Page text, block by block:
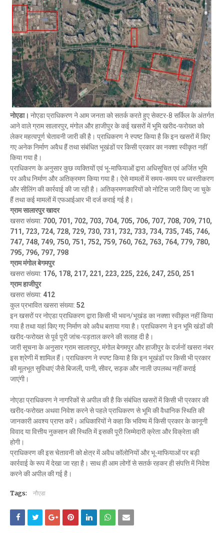
नोएडा। नोएडा प्राधिकरण ने आम जनता को सतर्क करते हुए सेक्टर-8 सर्किल के अंतर्गत
आने वाले ग्राम सालारपुर, मंगोल और हाजीपुर के कई खसरों में भूमि खरीद-फरोख्त को
लेकर महत्वपूर्ण चेतावनी जारी की है। प्राधिकरण ने स्पष्ट किया है कि इन खसरों में किए
गए अनेक निर्माण अवैध हैं तथा संबंधित भूखंडों पर किसी प्रकार का नक्शा स्वीकृत नहीं
किया गया है।
प्राधिकरण के अनुसार कुछ व्यक्तियों एवं भू-माफियाओं द्वारा अधिसूचित एवं अर्जित भूमि
पर अवैध निर्माण और अतिक्रमण किया गया है। ऐसे मामलों में समय-समय पर ध्वस्तीकरण
और सीलिंग की कार्रवाई की जा रही है। अतिक्रमणकारियों को नोटिस जारी किए जा चुके
हैं तथा कई मामलों में एफआईआर भी दर्ज कराई गई है।
ग्राम सालारपुर खादर
खसरा संख्या: 700, 701, 702, 703, 704, 705, 706, 707, 708, 709, 710,
711, 723, 724, 728, 729, 730, 731, 732, 733, 734, 735, 745, 746,
747, 748, 749, 750, 751, 752, 759, 760, 762, 763, 764, 779, 780,
795, 796, 797, 798
ग्राम मंगोल बेगमपुर
खसरा संख्या: 176, 178, 217, 221, 223, 225, 226, 247, 250, 251
ग्राम हाजीपुर
खसरा संख्या: 412
कुल प्रभावित खसरा संख्या: 52
इन खसरों पर नोएडा प्राधिकरण द्वारा किसी भी भवन/भूखंड का नक्शा स्वीकृत नहीं किया
गया है तथा यहां किए गए निर्माण को अवैध बताया गया है। प्राधिकरण ने इन भूमि खंडों की
खरीद-फरोख्त से पूर्व पूरी जांच-पड़ताल करने की सलाह दी है।
जारी सूचना के अनुसार ग्राम सालारपुर, मंगोल बेगमपुर और हाजीपुर के दर्जनों खसरा नंबर
इस श्रेणी में शामिल हैं। प्राधिकरण ने स्पष्ट किया है कि इन भूखंडों पर किसी भी प्रकार
की मूलभूत सुविधाएं जैसे बिजली, पानी, सीवर, सड़क और नाली उपलब्ध नहीं कराई
जाएंगी।
नोएडा प्राधिकरण ने नागरिकों से अपील की है कि संबंधित खसरों में किसी भी प्रकार की
खरीद-फरोख्त अथवा निवेश करने से पहले प्राधिकरण से भूमि की वैधानिक स्थिति की
जानकारी अवश्य प्राप्त करें। अधिकारियों ने कहा कि भविष्य में किसी प्रकार के कानूनी
विवाद या वित्तीय नुकसान की स्थिति में इसकी पूरी जिम्मेदारी क्रेता और विक्रेता की
होगी।
प्राधिकरण की इस चेतावनी को क्षेत्र में अवैध कॉलोनियों और भू-माफियाओं पर बड़ी
कार्रवाई के रूप में देखा जा रहा है। साथ ही आम लोगों से सतर्क रहकर ही संपत्ति में निवेश
करने की अपील की गई है।
Tags: नौएडा